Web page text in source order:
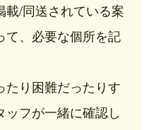
載/同送されている案
て、必要な個所を記
たり困難だったりす
ッフが一緒に確認し